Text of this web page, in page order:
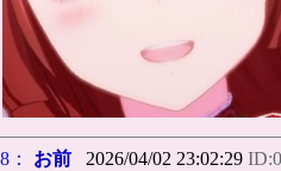
8： お前 2026/04/02 23:02:29